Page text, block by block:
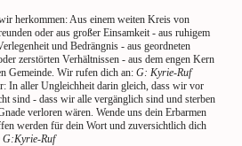
herkommen: Aus einem weiten Kreis von
oder aus großer Einsamkeit - aus ruhigem
und Bedrängnis - aus geordneten
zerstörten Verhältnissen - aus dem engen Kern
Gemeinde. Wir rufen dich an: G: Kyrie-Ruf
In aller Ungleichheit darin gleich, dass wir vor
sind - dass wir alle vergänglich sind und sterben
verloren wären. Wende uns dein Erbarmen
werden für dein Wort und zuversichtlich dich
G:Kyrie-Ruf